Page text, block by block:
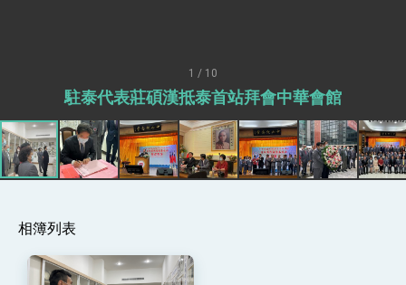
年談話
總統主持「守護民主台灣國安行動方案」記者
會 強調以實力守護台海和平 以決心掌握國家
命運
變局中 奮起的新臺灣 總統發表國慶演說
總統重要談話
1 / 10
駐泰代表莊碩漢抵泰首站拜會中華會館
相簿列表